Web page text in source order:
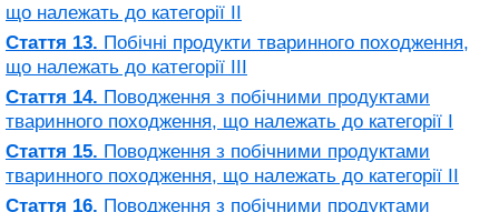
що належать до категорії II
Стаття 13. Побічні продукти тваринного походження,
що належать до категорії III
Стаття 14. Поводження з побічними продуктами
тваринного походження, що належать до категорії I
Стаття 15. Поводження з побічними продуктами
тваринного походження, що належать до категорії II
Стаття 16. Поводження з побічними продуктами